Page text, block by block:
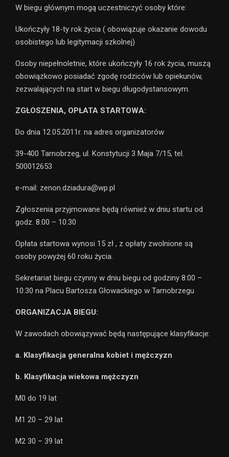
W biegu głównym mogą uczestniczyć osoby które:
Ukończyły 18-ty rok życia ( obowiązuje okazanie dowodu
osobistego lub legitymacji szkolnej)
Osoby niepełnoletnie, które ukończyły 16 rok życia, muszą
obowiązkowo posiadać zgodę rodziców lub opiekunów,
zezwalających na start w biegu długodystansowym.
ZGŁOSZENIA, OPŁATA STARTOWA:
Do dnia 12.05.2011r. na adres organizatorów
39-400 Tarnobrzeg, ul. Konstytucji 3 Maja 7/15, tel.
500012653
e-mail: zenon.dziadura@wp.pl
Zgłoszenia przyjmowane będą również w dniu startu od
godz. 8:00 – 10:30
Opłata startowa wynosi 15 zł , z opłaty zwolnione są
osoby powyżej 60 roku życia.
Sekretariat biegu czynny w dniu biegu od godziny 8:00 –
10:30 na Placu Bartosza Głowackiego w Tarnobrzegu
ORGANIZACJA BIEGU:
W zawodach obowiązywać będą następujące klasyfikacje:
a. Klasyfikacja generalna kobiet i mężczyzn
b. Klasyfikacja wiekowa mężczyzn
M0 do 19 lat
M1 20 – 29 lat
M2 30 – 39 lat